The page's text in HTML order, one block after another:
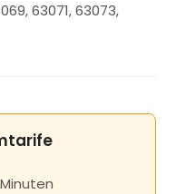
63071, 63073,